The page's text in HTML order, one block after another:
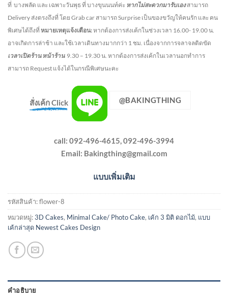
ที่ บางพลัด และ เฉพาะวันพุธ ที่ บางขุนนนท์ค่ะ หากไม่สะดวกมารับเองสามารถ
Delivery ส่งตรงถึงที่ โดย Grab car สามารถ Surprise เป็นของขวัญให้คนรัก และ คน
พิเศษได้ถึงที่ หมายเหตุแจ้งเตือน:หากต้องการส่งเค้กในช่วงเวลา 16.00- 19.00 น.
อาจเกิดการล่าช้า และใช้เวลาเดินทางมากกว่า 1 ชม. เนื่องจากการจลาจลติดขัด
เวลาเปิดร้าน หน้าร้าน 9.30 – 19.30 น. หากต้องการส่งเค้กในเวลานอกทำการ
สามารถ Request แจ้งได้ในกรณีพิเศษนะคะ
สั่งเค้ก Click @BAKINGTHING
call: 092-496-4615, 092-496-3994
Email: Bakingthing@gmail.com
แบบเพิ่มเติม
รหัสสินค้า:flower-8
หมวดหมู่:3D Cakes, Minimal Cake/ Photo Cake, เค้ก 3 มิติ ดอกไม้, แบบ
เค้กล่าสุด Newest Cakes Design
คำอธิบาย